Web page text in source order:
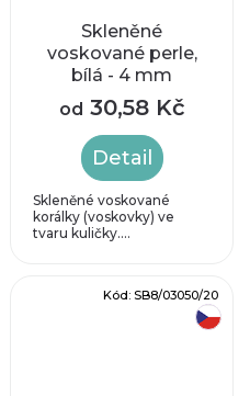
Skleněné
voskované perle,
bílá - 4 mm
od 30,58 Kč
Detail
Skleněné voskované
korálky (voskovky) ve
tvaru kuličky....
Kód: SB8/03050/20